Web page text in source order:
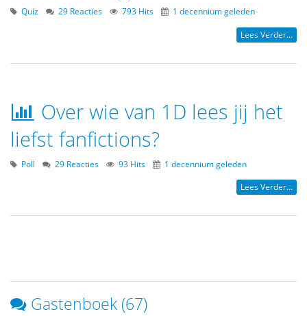
Quiz 29 Reacties 793 Hits 1 decennium geleden
Lees Verder...
Over wie van 1D lees jij het
liefst fanfictions?
Poll 29 Reacties 93 Hits 1 decennium geleden
Lees Verder...
Gastenboek (67)